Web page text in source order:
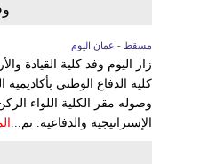
مسقط - عمان اليوم
زار اليوم وفد كلية القيادة
كلية الدفاع الوطني
وصوله مقر الكلية اللواء
الإستراتيجية والدفاعية. تم...